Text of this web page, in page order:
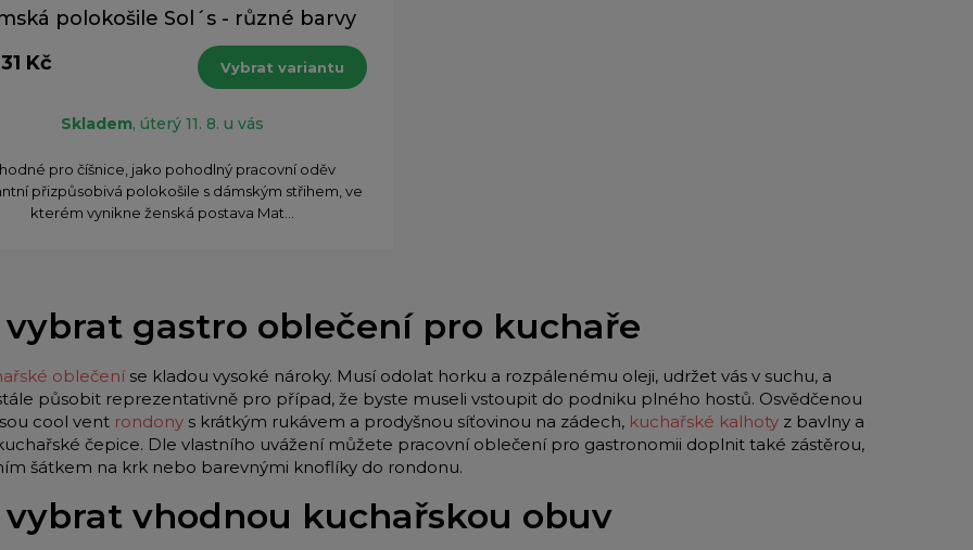
polokošile Sol´s - různé barvy
Kč
Vybrat variantu
Skladem, úterý 11. 8. u vás
pro číšnice, jako pohodlný pracovní oděv
přizpůsobivá polokošile s dámským střihem, ve
kterém vynikne ženská postava Mat...
gastro oblečení pro kuchaře
oblečeníse kladou vysoké nároky. Musí odolat horku a rozpálenému oleji, udržet vás v suchu, a
působit reprezentativně pro případ, že byste museli vstoupit do podniku plného hostů. Osvědčenou
cool vent rondony s krátkým rukávem a prodyšnou síťovinou na zádech, kuchařské kalhoty z bavlny a
čepice. Dle vlastního uvážení můžete pracovní oblečení pro gastronomii doplnit také zástěrou,
šátkem na krk nebo barevnými knoflíky do rondonu.
vhodnou kuchařskou obuv